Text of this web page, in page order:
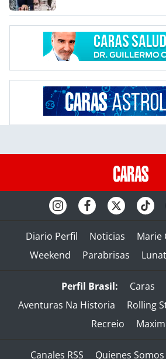
Diario Perfil Noticias Marie
Weekend
Parabrisas
Perfil Brasil: Caras
Aventuras Na Historia
Rolling
Recreio
Canales RSS Quienes Somos